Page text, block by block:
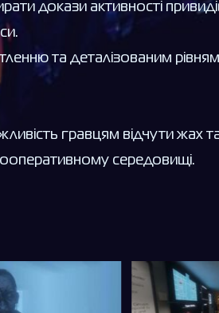
докази активності
та деталізованим
гравцям відчути жах
середовищі.